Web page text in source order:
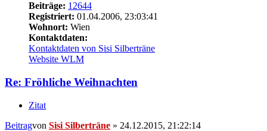
Beiträge: 12644
Registriert: 01.04.2006, 23:03:41
Wohnort: Wien
Kontaktdaten:
Kontaktdaten von Sisi Silberträne
Website WLM
Re: Fröhliche Weihnachten
Zitat
Beitragvon Sisi Silberträne » 24.12.2015, 21:22:14